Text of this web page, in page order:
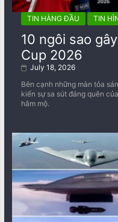
TIN HÀNG ĐẦU TIN
10 ngôi sao
Cup 2026
July 18, 2026
Bên cạnh những màn tỏa
kiến sự sa sút đáng quên
hâm mộ.